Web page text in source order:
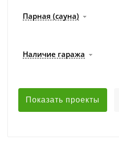
Парная (сауна)
Наличие гаража